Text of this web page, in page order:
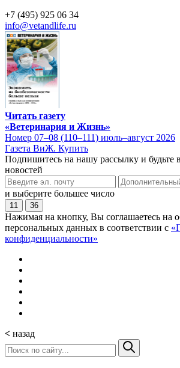
+7 (495) 925 06 34
info@vetandlife.ru
Читать газету
«Ветеринария и Жизнь»
Номер 07–08 (110–111) июль–август 2026
Газета ВиЖ. Купить
Подпишитесь на нашу рассылку и будьте
новостей
и выберите большее число
11 36
Нажимая на кнопку, Вы соглашаетесь на
персональных данных в соответствии с
конфиденциальности»
< назад